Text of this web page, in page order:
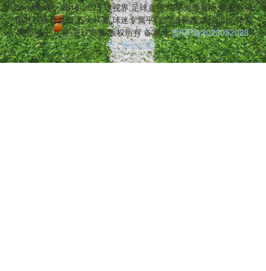
Copyright © 2016-2025 球视界,足球直播,NBA免费直播,世界杯观
看,在线体育直播,五大联赛,球迷专属平台,高清视频,多端同步,体育
频道,中超英超,篮球赛事 版权所有 备案号:贵ICP备2023052028
号 网站地图